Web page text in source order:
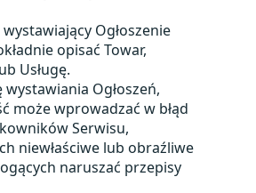
Ogłoszenie
opisać Towar,
Usługę.
wystawiania Ogłoszeń,
może wprowadzać w błąd
Serwisu,
niewłaściwe lub obraźliwe
naruszać przepisy